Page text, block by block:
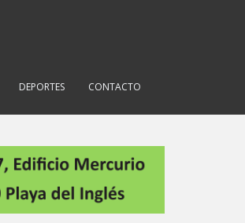
DEPORTES CONTACTO